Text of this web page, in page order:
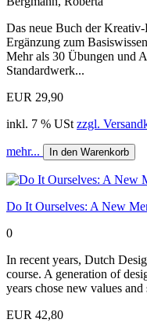
Das neue Buch der
Ergänzung zum
Mehr als 30 Übungen und
Standardwerk...
EUR 29,90
inkl. 7 % USt zzgl.
mehr... In den Warenkorb
Do It Ourselves: A New
0
In recent years, Dutch
course. A generation of
years chose new values
EUR 42,80